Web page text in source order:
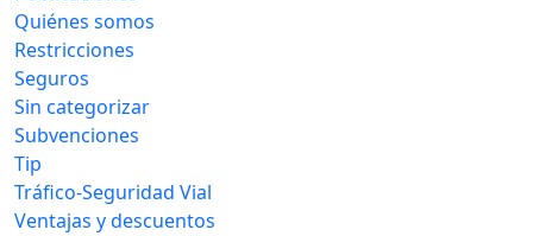
Quiénes somos
Restricciones
Seguros
Sin categorizar
Subvenciones
Tip
Tráfico-Seguridad Vial
Ventajas y descuentos